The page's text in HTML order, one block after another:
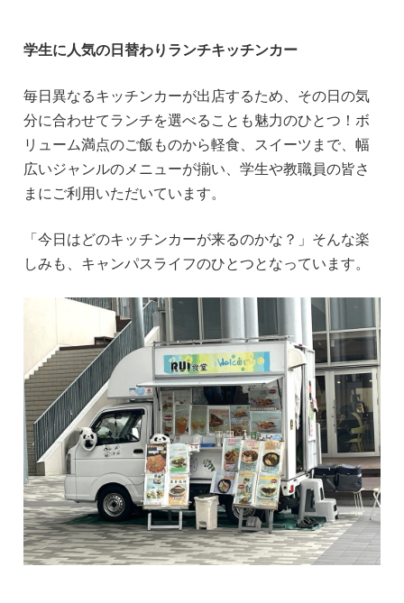
学生に人気の日替わりランチキッチンカー
毎日異なるキッチンカーが出店するため、その日の気
分に合わせてランチを選べることも魅力のひとつ！ボ
リューム満点のご飯ものから軽食、スイーツまで、幅
広いジャンルのメニューが揃い、学生や教職員の皆さ
まにご利用いただいています。
「今日はどのキッチンカーが来るのかな？」そんな楽
しみも、キャンパスライフのひとつとなっています。